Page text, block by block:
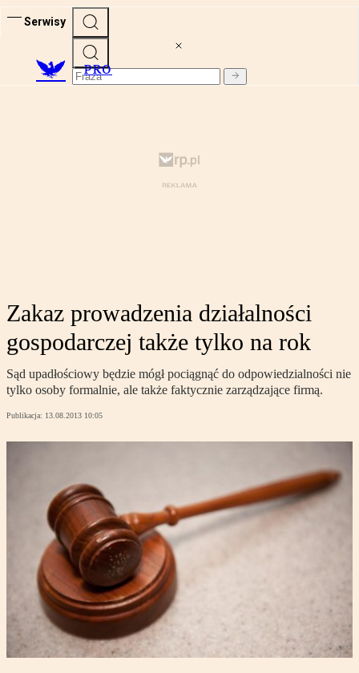
Serwisy
PRO
Zakaz prowadzenia działalności
gospodarczej także tylko na rok
Sąd upadłościowy będzie mógł pociągnąć do odpowiedzialności nie
tylko osoby formalnie, ale także faktycznie zarządzające firmą.
Publikacja: 13.08.2013 10:05